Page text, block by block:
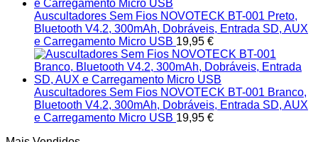
Auscultadores Sem Fios NOVOTECK BT-001 Preto,
Bluetooth V4.2, 300mAh, Dobráveis, Entrada SD, AUX
e Carregamento Micro USB 19,95 €
Auscultadores Sem Fios NOVOTECK BT-001 Branco,
Bluetooth V4.2, 300mAh, Dobráveis, Entrada SD, AUX
e Carregamento Micro USB 19,95 €